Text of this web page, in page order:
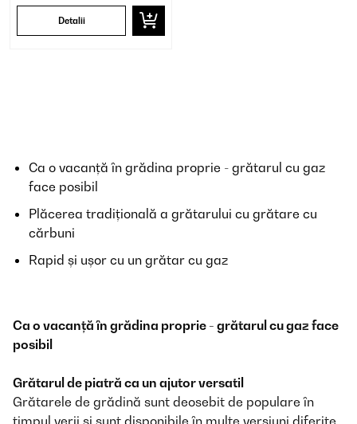
Detalii
Ca o vacanță în grădina proprie - grătarul cu gaz
face posibil
Plăcerea tradițională a grătarului cu grătare cu
cărbuni
Rapid și ușor cu un grătar cu gaz
Ca o vacanță în grădina proprie - grătarul cu gaz face
posibil
Grătarul de piatră ca un ajutor versatil
Grătarele de grădină sunt deosebit de populare în
timpul verii și sunt disponibile în multe versiuni diferite.